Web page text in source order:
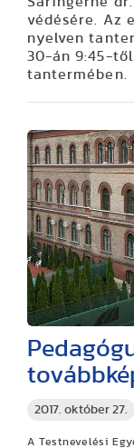
védésére. Az
nyelven
30-án 9:45-
tantermében.
2017. október 27.
A Testnevelési